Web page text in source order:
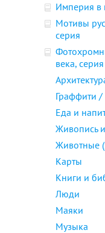
Империя в
Мотивы
серия
века, серия
Граффити /
Еда и
Живопись
Животные
Карты
Книги и
Люди
Маяки
Музыка